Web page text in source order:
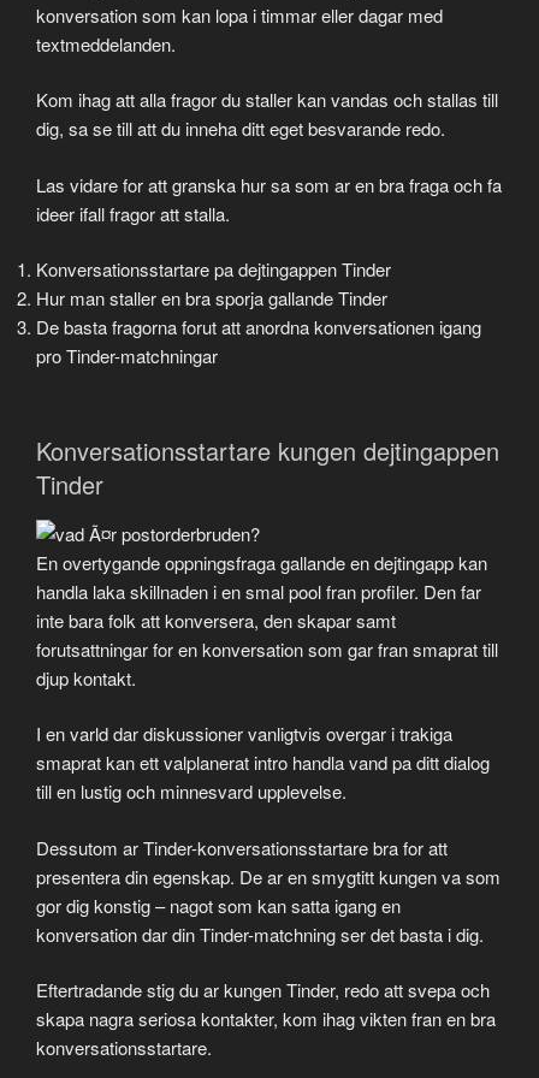
konversation som kan lopa i timmar eller dagar med
textmeddelanden.
Kom ihag att alla fragor du staller kan vandas och stallas till
dig, sa se till att du inneha ditt eget besvarande redo.
Las vidare for att granska hur sa som ar en bra fraga och fa
ideer ifall fragor att stalla.
Konversationsstartare pa dejtingappen Tinder
Hur man staller en bra sporja gallande Tinder
De basta fragorna forut att anordna konversationen igang
pro Tinder-matchningar
Konversationsstartare kungen dejtingappen
Tinder
En overtygande oppningsfraga gallande en dejtingapp kan
handla laka skillnaden i en smal pool fran profiler. Den far
inte bara folk att konversera, den skapar samt
forutsattningar for en konversation som gar fran smaprat till
djup kontakt.
I en varld dar diskussioner vanligtvis overgar i trakiga
smaprat kan ett valplanerat intro handla vand pa ditt dialog
till en lustig och minnesvard upplevelse.
Dessutom ar Tinder-konversationsstartare bra for att
presentera din egenskap. De ar en smygtitt kungen va som
gor dig konstig – nagot som kan satta igang en
konversation dar din Tinder-matchning ser det basta i dig.
Eftertradande stig du ar kungen Tinder, redo att svepa och
skapa nagra seriosa kontakter, kom ihag vikten fran en bra
konversationsstartare.